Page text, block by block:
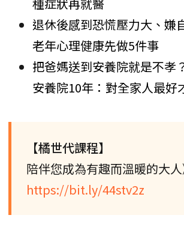
退休後感到恐慌壓力大、
老年心理健康先做5件事
把爸媽送到安養院就是不孝
安養院10年：對全家人最好
【橘世代課程】
陪伴您成為有趣而溫暖的大人
https://bit.ly/44stv2z